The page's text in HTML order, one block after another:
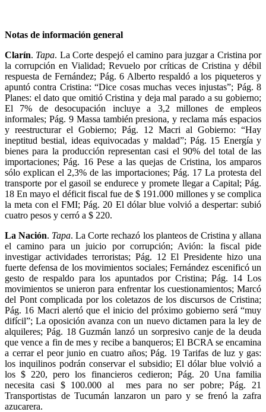
Notas de información general
Clarín. Tapa. La Corte despejó el camino para juzgar a Cristina por
la corrupción en Vialidad; Revuelo por críticas de Cristina y débil
respuesta de Fernández; Pág. 6 Alberto respaldó a los piqueteros y
apuntó contra Cristina: “Dice cosas muchas veces injustas”; Pág. 8
Planes: el dato que omitió Cristina y deja mal parado a su gobierno;
El 7% de desocupación incluye a 3,2 millones de empleos
informales; Pág. 9 Massa también presiona, y reclama más espacios
y reestructurar el Gobierno; Pág. 12 Macri al Gobierno: “Hay
ineptitud bestial, ideas equivocadas y maldad”; Pág. 15 Energía y
bienes para la producción representan casi el 90% del total de las
importaciones; Pág. 16 Pese a las quejas de Cristina, los amparos
sólo explican el 2,3% de las importaciones; Pág. 17 La protesta del
transporte por el gasoil se endurece y promete llegar a Capital; Pág.
18 En mayo el déficit fiscal fue de $ 191.000 millones y se complica
la meta con el FMI; Pág. 20 El dólar blue volvió a despertar: subió
cuatro pesos y cerró a $ 220.
La Nación. Tapa. La Corte rechazó los planteos de Cristina y allana
el camino para un juicio por corrupción; Avión: la fiscal pide
investigar actividades terroristas; Pág. 12 El Presidente hizo una
fuerte defensa de los movimientos sociales; Fernández escenificó un
gesto de respaldo para los apuntados por Cristina; Pág. 14 Los
movimientos se unieron para enfrentar los cuestionamientos; Marcó
del Pont complicada por los coletazos de los discursos de Cristina;
Pág. 16 Macri alertó que el inicio del próximo gobierno será “muy
difícil”; La oposición avanza con un nuevo dictamen para la ley de
alquileres; Pág. 18 Guzmán lanzó un sorpresivo canje de la deuda
que vence a fin de mes y recibe a banqueros; El BCRA se encamina
a cerrar el peor junio en cuatro años; Pág. 19 Tarifas de luz y gas:
los inquilinos podrán conservar el subsidio; El dólar blue volvió a
los $ 220, pero los financieros cedieron; Pág. 20 Una familia
necesita casi $ 100.000 al mes para no ser pobre; Pág. 21
Transportistas de Tucumán lanzaron un paro y se frenó la zafra
azucarera.